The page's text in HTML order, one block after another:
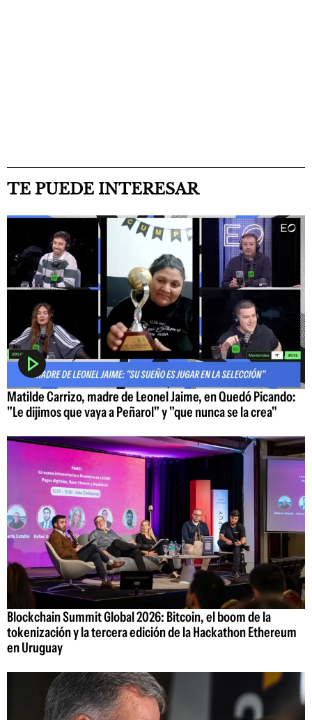
TE PUEDE INTERESAR
Matilde Carrizo, madre de Leonel Jaime, en Quedó Picando:
"Le dijimos que vaya a Peñarol" y "que nunca se la crea"
Blockchain Summit Global 2026: Bitcoin, el boom de la
tokenización y la tercera edición de la Hackathon Ethereum
en Uruguay